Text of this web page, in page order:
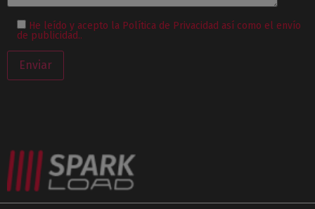
He leído y acepto la Política de Privacidad así como el envío
de publicidad..